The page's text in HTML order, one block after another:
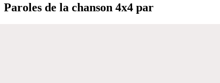
Paroles de la chanson 4x4 par